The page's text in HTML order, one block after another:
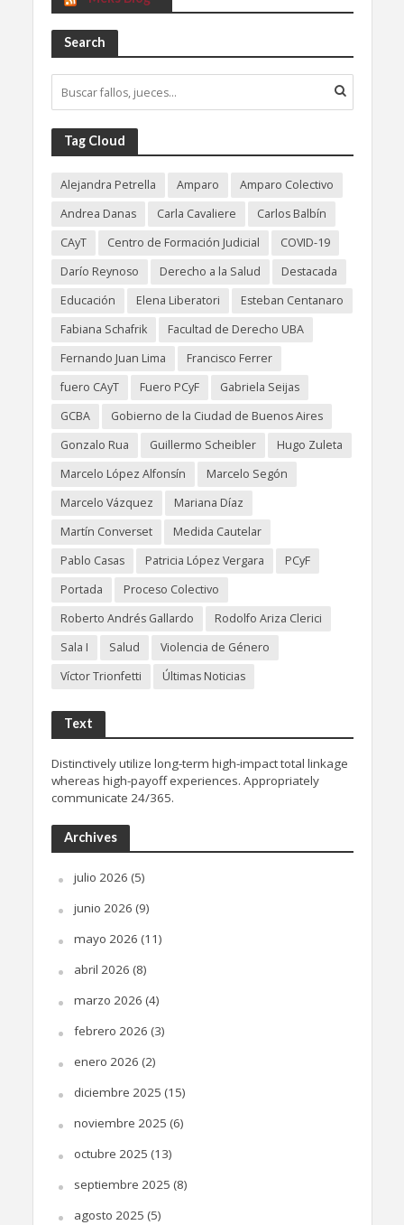
Search
Tag Cloud
Alejandra Petrella Amparo
Amparo Colectivo
Andrea Danas
Carla Cavaliere
Carlos Balbín
CAyT
Centro de Formación Judicial
COVID-19
Darío Reynoso
Derecho a la Salud
Destacada
Educación
Elena Liberatori
Esteban Centanaro
Fabiana Schafrik
Facultad de Derecho UBA
Fernando Juan Lima
Francisco Ferrer
fuero CAyT
Fuero PCyF
Gabriela Seijas
GCBA
Gobierno de la Ciudad de Buenos Aires
Gonzalo Rua
Guillermo Scheibler
Hugo Zuleta
Marcelo López Alfonsín
Marcelo Segón
Marcelo Vázquez
Mariana Díaz
Martín Converset
Medida Cautelar
Pablo Casas
Patricia López Vergara
PCyF
Portada
Proceso Colectivo
Roberto Andrés Gallardo
Rodolfo Ariza Clerici
Sala I
Salud
Violencia de Género
Víctor Trionfetti
Últimas Noticias
Text
Distinctively utilize long-term high-impact total linkage
whereas high-payoff experiences. Appropriately
communicate 24/365.
Archives
julio 2026 (5)
junio 2026 (9)
mayo 2026 (11)
abril 2026 (8)
marzo 2026 (4)
febrero 2026 (3)
enero 2026 (2)
diciembre 2025 (15)
noviembre 2025 (6)
octubre 2025 (13)
septiembre 2025 (8)
agosto 2025 (5)